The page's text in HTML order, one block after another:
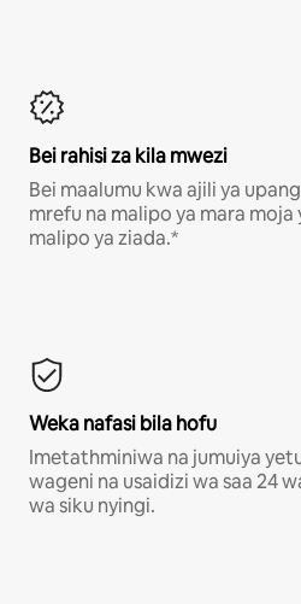
Bei rahisi za kila mwezi
Bei maalumu kwa ajili ya
mrefu na malipo ya mara moja
malipo ya ziada.*
Weka nafasi bila hofu
Imetathminiwa na jumuiya
wageni na usaidizi wa saa 24
wa siku nyingi.